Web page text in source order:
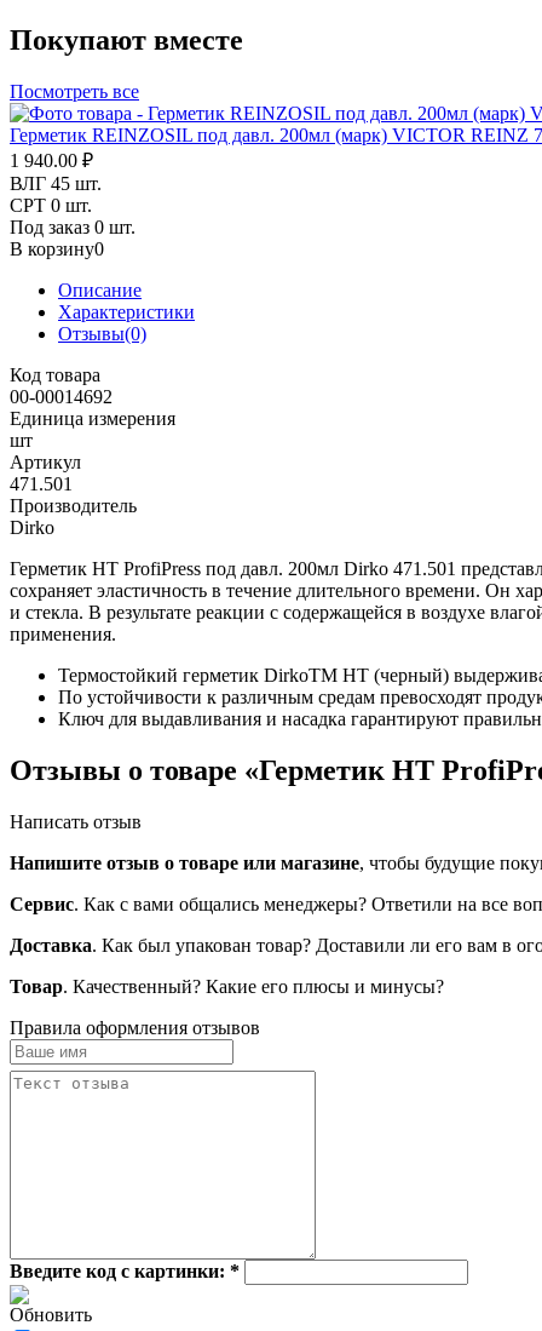
Покупают вместе
Посмотреть все
Герметик REINZOSIL под давл. 200мл (марк) VICTOR REINZ
1 940.00 ₽
ВЛГ 45 шт.
СРТ 0 шт.
Под заказ 0 шт.
В корзину0
Описание
Характеристики
Отзывы(0)
Код товара
00-00014692
Единица измерения
шт
Артикул
471.501
Производитель
Dirko
Герметик HT ProfiPress под давл. 200мл Dirko 471.501
сохраняет эластичность в течение длительного времени. Он
и стекла. В результате реакции с содержащейся в воздухе
применения.
Термостойкий герметик DirkoTM HT (черный)
По устойчивости к различным средам превосходят
Ключ для выдавливания и насадка гарантируют
Отзывы о товаре «Герметик HT
Написать отзыв
Напишите отзыв о товаре или магазине, чтобы будущие
Сервис. Как с вами общались менеджеры? Ответили на все
Доставка. Как был упакован товар? Доставили ли его вам в
Товар. Качественный? Какие его плюсы и минусы?
Правила оформления отзывов
Введите код с картинки: *
Обновить